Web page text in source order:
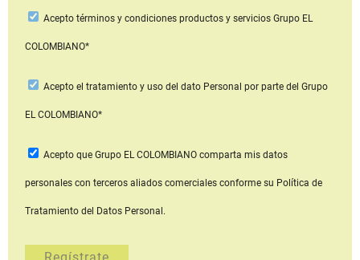
Aceptotérminos y condiciones productos y serviciosGrupo EL
COLOMBIANO*
Acepto el tratamiento y uso del dato Personal por parte del Grupo
EL COLOMBIANO*
Acepto que Grupo EL COLOMBIANOcomparta mis datos
personales con terceros aliados comerciales conforme su Política de
Tratamiento del Datos Personal.